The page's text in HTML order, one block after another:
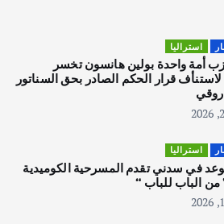
يوليو 28, 2026
كلباء الاماراتية
استراليا
أمة واحدة بولين هانسون تخسر
لاستنأف قرار الحكم الصادر بحق السناتور
استراليا
في سدني تقدم المسرحية الكوميدية
من الباب للباب “